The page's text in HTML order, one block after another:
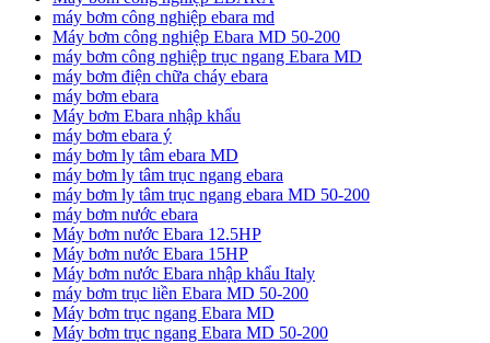
máy bơm công nghiệp ebara md
Máy bơm công nghiệp Ebara MD 50-200
máy bơm công nghiệp trục ngang Ebara MD
máy bơm điện chữa cháy ebara
máy bơm ebara
Máy bơm Ebara nhập khẩu
máy bơm ebara ý
máy bơm ly tâm ebara MD
máy bơm ly tâm trục ngang ebara
máy bơm ly tâm trục ngang ebara MD 50-200
máy bơm nước ebara
Máy bơm nước Ebara 12.5HP
Máy bơm nước Ebara 15HP
Máy bơm nước Ebara nhập khẩu Italy
máy bơm trục liền Ebara MD 50-200
Máy bơm trục ngang Ebara MD
Máy bơm trục ngang Ebara MD 50-200